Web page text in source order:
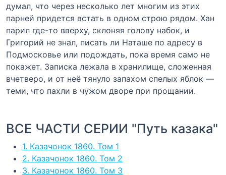
думал, что через несколько лет многим из этих
парней придется встать в одном строю рядом. Хан
парил где-то вверху, склоняя голову набок, и
Григорий не знал, писать ли Наташе по адресу в
Подмосковье или подождать, пока время само не
покажет. Записка лежала в хранилище, сложенная
вчетверо, и от неё тянуло запахом спелых яблок —
теми, что пахли в чужом дворе при прощании.
ВСЕ ЧАСТИ СЕРИИ "Путь казака"
1. Казачонок 1860. Том 1
2. Казачонок 1860. Том 2
3. Казачонок 1860. Том 3